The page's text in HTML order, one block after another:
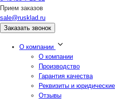
Прием заказов
sale@rusklad.ru
Заказать звонок
О компании
О компании
Производство
Гарантия качества
Реквизиты и
Отзывы